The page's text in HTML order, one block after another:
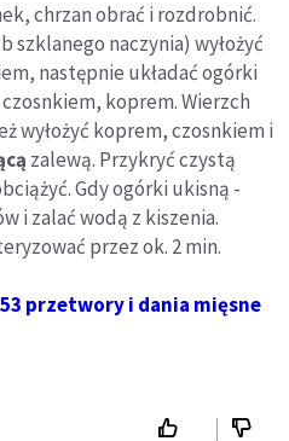
chrzan obrać i rozdrobnić.
szklanego naczynia) wyłożyć
następnie układać ogórki
koprem. Wierzch
wyłożyć koprem, czosnkiem i
zalewą. Przykryć czystą
Gdy ogórki ukisną -
i zalać wodą z kiszenia.
przez ok. 2 min.
przetwory i dania mięsne